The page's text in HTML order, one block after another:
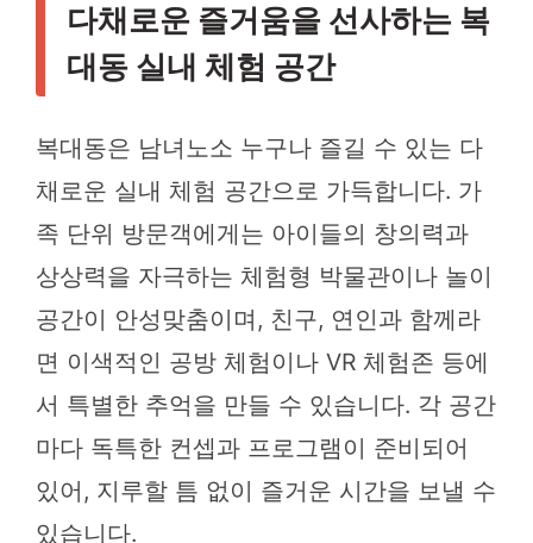
다채로운 즐거움을 선사하는 복
대동 실내 체험 공간
복대동은 남녀노소 누구나 즐길 수 있는 다
채로운 실내 체험 공간으로 가득합니다. 가
족 단위 방문객에게는 아이들의 창의력과
상상력을 자극하는 체험형 박물관이나 놀이
공간이 안성맞춤이며, 친구, 연인과 함께라
면 이색적인 공방 체험이나 VR 체험존 등에
서 특별한 추억을 만들 수 있습니다. 각 공간
마다 독특한 컨셉과 프로그램이 준비되어
있어, 지루할 틈 없이 즐거운 시간을 보낼 수
있습니다.